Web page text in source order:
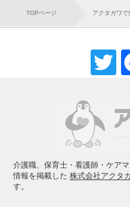
TOPページ アクタガワ
介護職、保育士・看護師・ケア
情報を掲載した株式会社アクタ
す。